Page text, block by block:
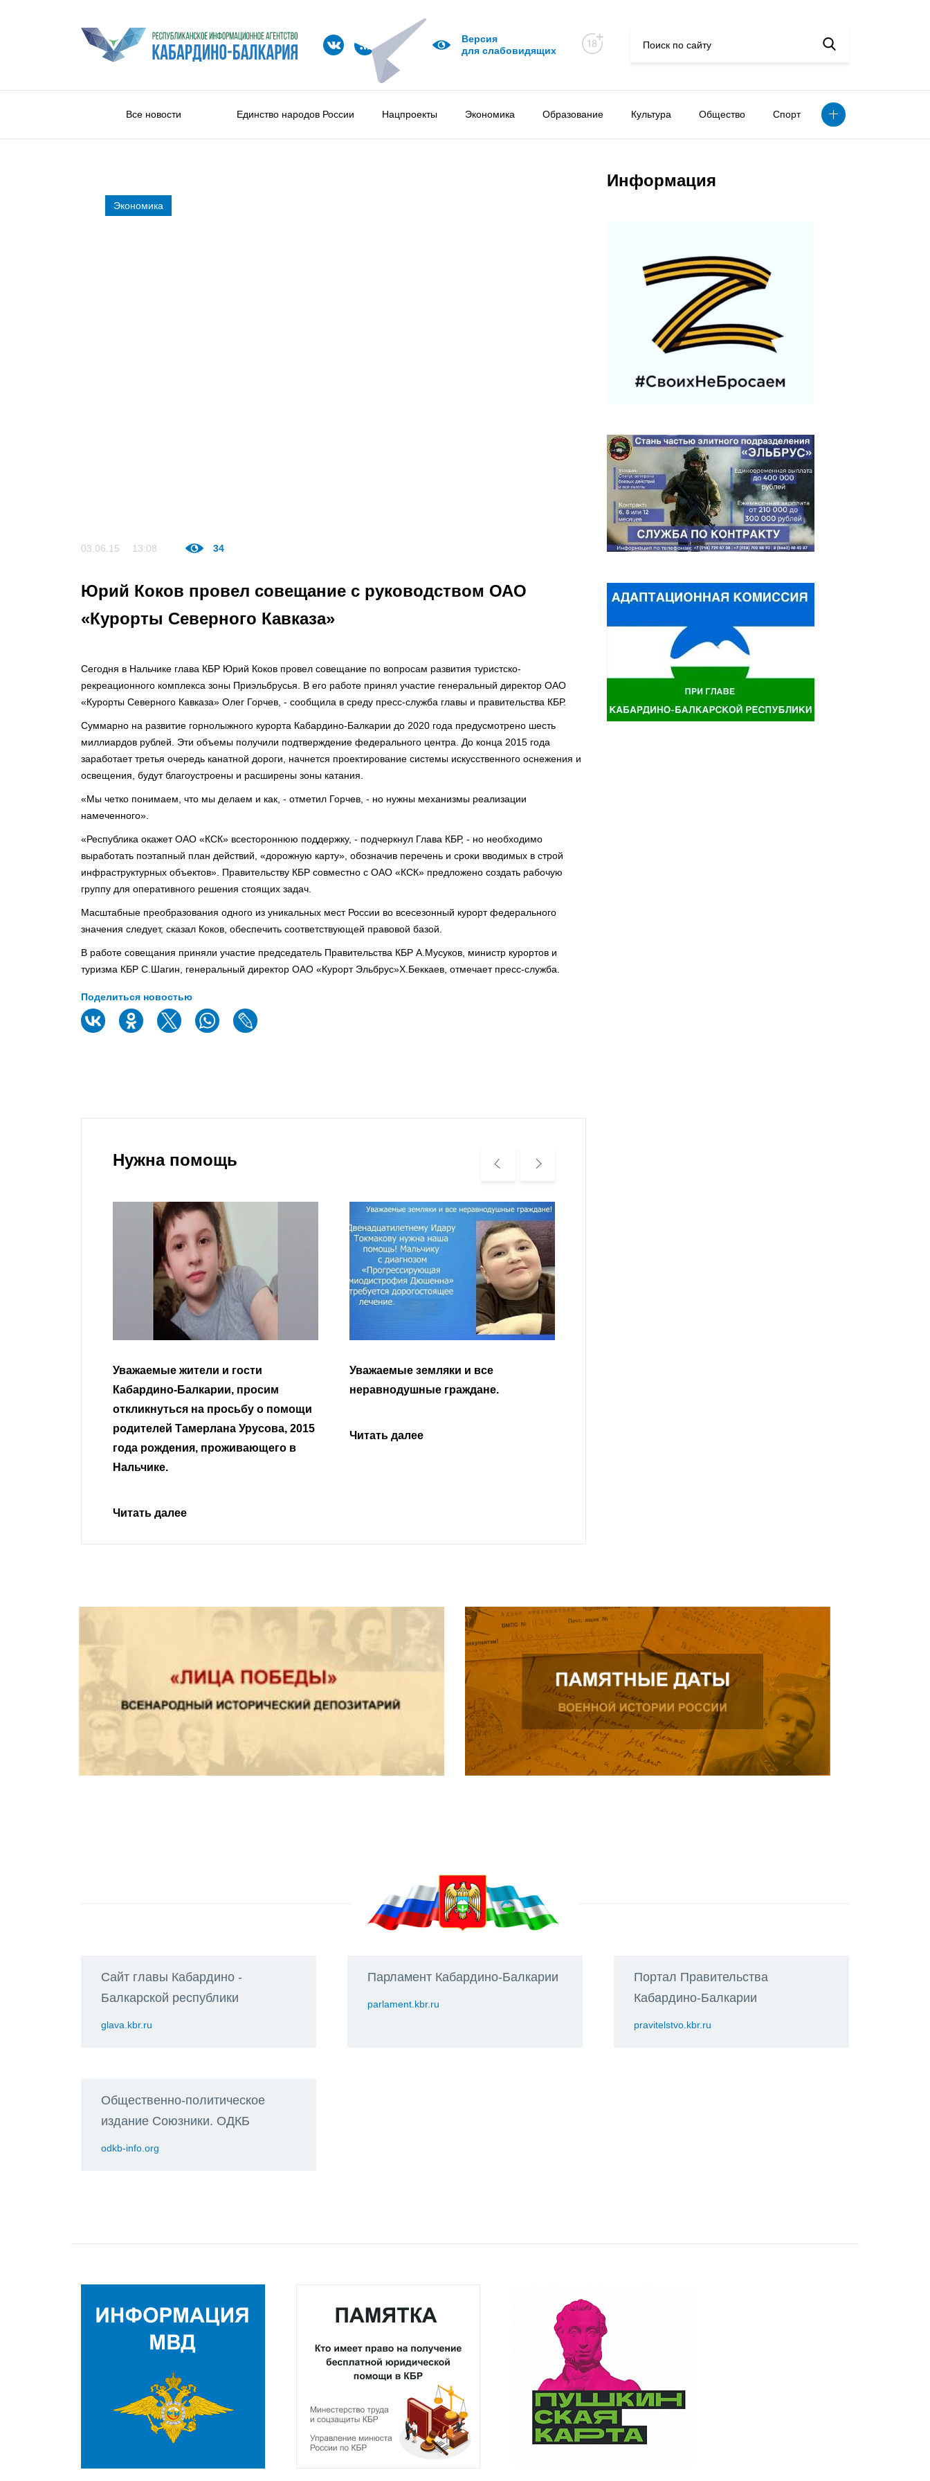
Версия
для слабовидящих
Все новости Единство народов России Нацпроекты Экономика Образование Культура Общество Спорт
Экономика
03.06.15 13:08 34
Юрий Коков провел совещание с руководством ОАО
«Курорты Северного Кавказа»
Сегодня в Нальчике глава КБР Юрий Коков провел совещание по вопросам развития туристско-
рекреационного комплекса зоны Приэльбрусья. В его работе принял участие генеральный директор ОАО
«Курорты Северного Кавказа» Олег Горчев, - сообщила в среду пресс-служба главы и правительства КБР.
Суммарно на развитие горнолыжного курорта Кабардино-Балкарии до 2020 года предусмотрено шесть
миллиардов рублей. Эти объемы получили подтверждение федерального центра. До конца 2015 года
заработает третья очередь канатной дороги, начнется проектирование системы искусственного оснежения и
освещения, будут благоустроены и расширены зоны катания.
«Мы четко понимаем, что мы делаем и как, - отметил Горчев, - но нужны механизмы реализации
намеченного».
«Республика окажет ОАО «КСК» всестороннюю поддержку, - подчеркнул Глава КБР, - но необходимо
выработать поэтапный план действий, «дорожную карту», обозначив перечень и сроки вводимых в строй
инфраструктурных объектов». Правительству КБР совместно с ОАО «КСК» предложено создать рабочую
группу для оперативного решения стоящих задач.
Масштабные преобразования одного из уникальных мест России во всесезонный курорт федерального
значения следует, сказал Коков, обеспечить соответствующей правовой базой.
В работе совещания приняли участие председатель Правительства КБР А.Мусуков, министр курортов и
туризма КБР С.Шагин, генеральный директор ОАО «Курорт Эльбрус»Х.Беккаев, отмечает пресс-служба.
Поделиться новостью
Информация
Нужна помощь
Уважаемые земляки и все
неравнодушные граждане.
Читать далее
Читать далее
Сайт главы Кабардино -
Балкарской республики
glava.kbr.ru
Парламент Кабардино-Балкарии
parlament.kbr.ru
Портал Правительства
Кабардино-Балкарии
pravitelstvo.kbr.ru
Общественно-политическое
издание Союзники. ОДКБ
odkb-info.org